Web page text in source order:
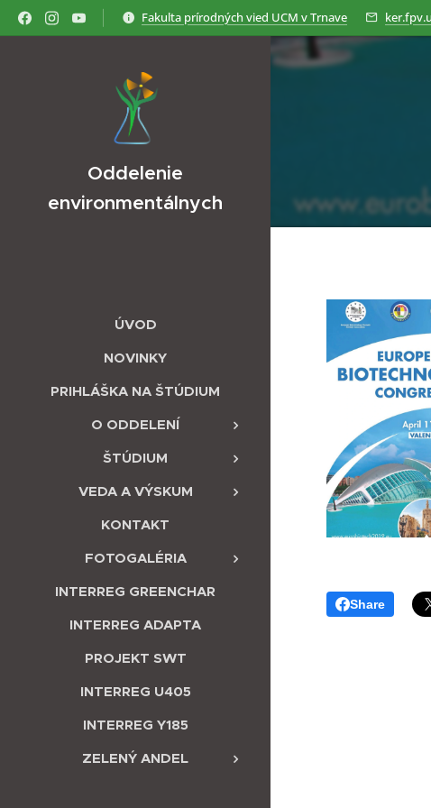
Fakulta prírodných vied UCM v Trnave
Oddelenie
environmentálnych
ÚVOD
NOVINKY
PRIHLÁŠKA NA ŠTÚDIUM
O ODDELENÍ
ŠTÚDIUM
VEDA A VÝSKUM
KONTAKT
FOTOGALÉRIA
INTERREG GREENCHAR
INTERREG ADAPTA
PROJEKT SWT
INTERREG U405
INTERREG Y185
ZELENÝ ANDEL
Share